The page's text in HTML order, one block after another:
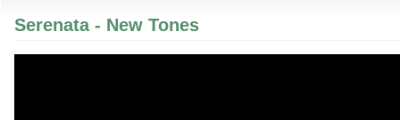
Serenata - New Tones